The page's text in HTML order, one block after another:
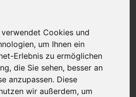
Cookies und
um Ihnen ein
Erlebnis zu ermöglichen
die Sie sehen, besser an
anzupassen. Diese
wir außerdem, um
APOTHEKE
oder Selbstabholung
53 % oder
pro 1 ML / 0,43 €
06.08.2026 07:01 Uhr